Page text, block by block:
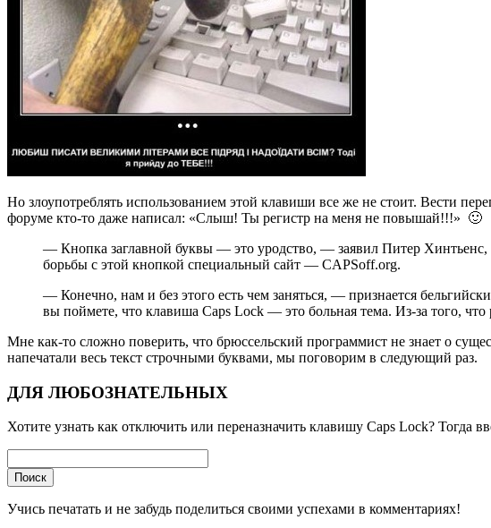
Но злоупотреблять использованием этой клавиши все же не стоит. Вести
форуме кто-то даже написал: «Слыш! Ты регистр на меня не повышай!!!» 🙂
— Кнопка заглавной буквы — это уродство, — заявил Питер Хинтьенс,
борьбы с этой кнопкой специальный сайт — CAPSoff.org.
— Конечно, нам и без этого есть чем заняться, — признается
вы поймете, что клавиша Caps Lock — это больная тема. Из-за того,
Мне как-то сложно поверить, что брюссельский программист не знает о
напечатали весь текст строчными буквами, мы поговорим в следующий раз.
ДЛЯ ЛЮБОЗНАТЕЛЬНЫХ
Хотите узнать как отключить или переназначить клавишу Caps Lock? Тогда
Учись печатать и не забудь поделиться своими успехами в комментариях!